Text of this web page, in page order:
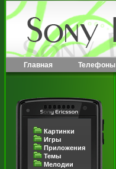
Главная Телефоны
Картинки
Игры
Приложения
Темы
Мелодии